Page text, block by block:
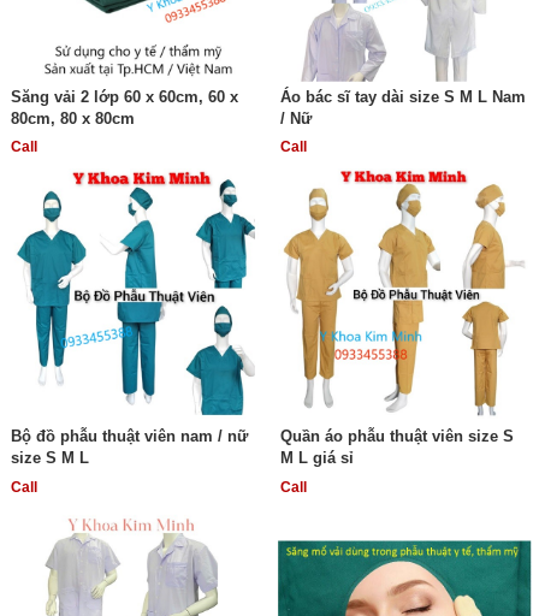
Săng vải 2 lớp 60 x 60cm, 60 x
80cm, 80 x 80cm
Call
Áo bác sĩ tay dài size S M L Nam
/ Nữ
Call
Bộ đồ phẫu thuật viên nam / nữ
size S M L
Call
Quần áo phẫu thuật viên size S
M L giá sỉ
Call